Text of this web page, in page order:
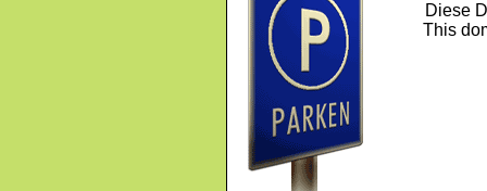
Diese
This